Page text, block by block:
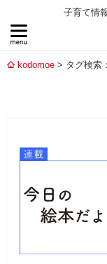
子育て情
kodomoe タグ検索